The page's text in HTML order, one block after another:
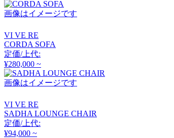
アリアケ
arper
アルペール
arrmet
アーメット
画像はイメージです
VI VE RE
CORDA SOFA
定価/上代:
¥280,000 ~
画像はイメージです
VI VE RE
SADHA LOUNGE CHAIR
定価/上代:
¥94,000 ~